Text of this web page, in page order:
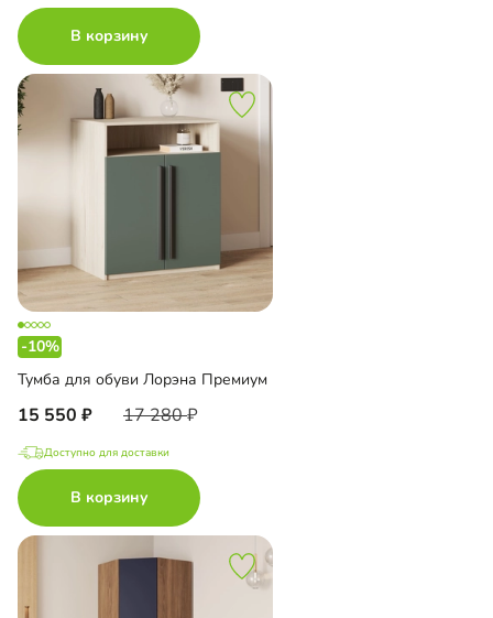
В корзину
-10%
Тумба для обуви Лорэна Премиум
15 550 17 280
Доступно для доставки
В корзину